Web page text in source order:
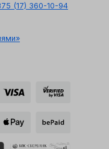
(17) 360-10-94